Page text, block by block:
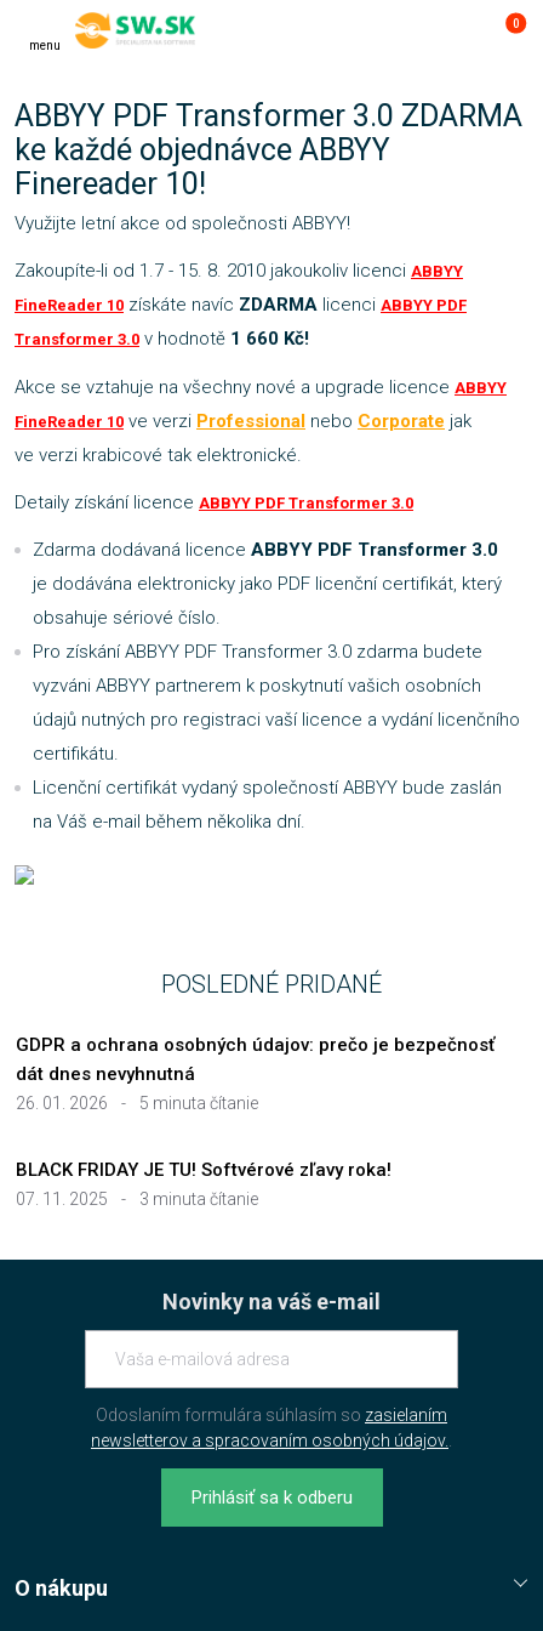
menu
0
ABBYY PDF Transformer 3.0 ZDARMA
ke každé objednávce ABBYY
Finereader 10!
Využijte letní akce od společnosti ABBYY!
Zakoupíte-li od 1.7 - 15. 8. 2010 jakoukoliv licenci ABBYY
FineReader 10 získáte navíc ZDARMA licenci ABBYY PDF
Transformer 3.0 v hodnotě 1 660 Kč!
Akce se vztahuje na všechny nové a upgrade licence ABBYY
FineReader 10 ve verzi Professional nebo Corporate jak
ve verzi krabicové tak elektronické.
Detaily získání licence ABBYY PDF Transformer 3.0
Zdarma dodávaná licence ABBYY PDF Transformer 3.0
je dodávána elektronicky jako PDF licenční certifikát, který
obsahuje sériové číslo.
Pro získání ABBYY PDF Transformer 3.0 zdarma budete
vyzváni ABBYY partnerem k poskytnutí vašich osobních
údajů nutných pro registraci vaší licence a vydání licenčního
certifikátu.
Licenční certifikát vydaný společností ABBYY bude zaslán
na Váš e-mail během několika dní.
POSLEDNÉ PRIDANÉ
26. 01. 2026 - 5 minuta čítanie
GDPR a ochrana osobných údajov: prečo je bezpečnosť
dát dnes nevyhnutná
07. 11. 2025 - 3 minuta čítanie
BLACK FRIDAY JE TU! Softvérové zľavy roka!
Novinky na váš e-mail
Odoslaním formulára súhlasím so zasielaním
newsletterov a spracovaním osobných údajov.
Prihlásiť sa k odberu
O nákupu